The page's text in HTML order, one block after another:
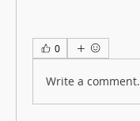
0
Write a